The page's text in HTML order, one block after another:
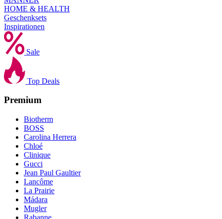
HOME & HEALTH
Geschenksets
Inspirationen
Sale
Top Deals
Premium
Biotherm
BOSS
Carolina Herrera
Chloé
Clinique
Gucci
Jean Paul Gaultier
Lancôme
La Prairie
Mádara
Mugler
Rabanne